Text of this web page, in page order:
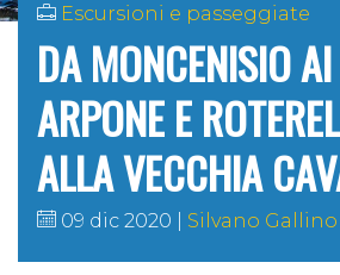
Escursioni e passeggiate
DA MONCENISIO
ARPONE E
ALLA VECCHIA
09 dic 2020 Silvano Gallino